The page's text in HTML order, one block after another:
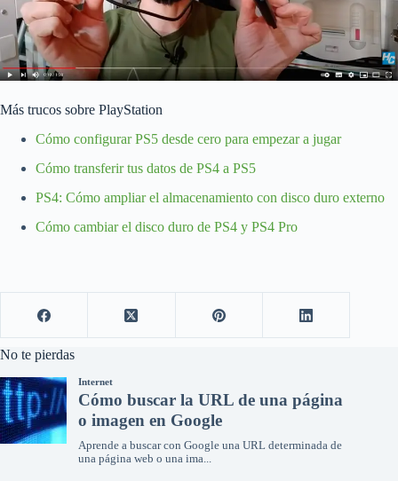
Más trucos sobre PlayStation
Cómo configurar PS5 desde cero para empezar a jugar
Cómo transferir tus datos de PS4 a PS5
PS4: Cómo ampliar el almacenamiento con disco duro externo
Cómo cambiar el disco duro de PS4 y PS4 Pro
No te pierdas